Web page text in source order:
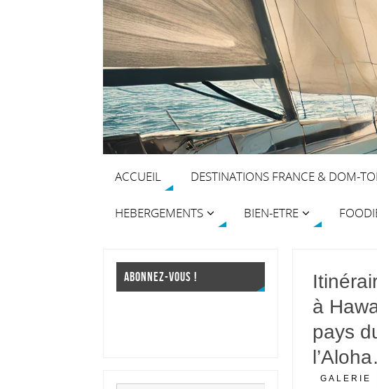
ACCUEIL DESTINATIONS FRANCE & DOM-
HEBERGEMENTS BIEN-ETRE
à
pays
GALERIE
ABONNEZ-VOUS !